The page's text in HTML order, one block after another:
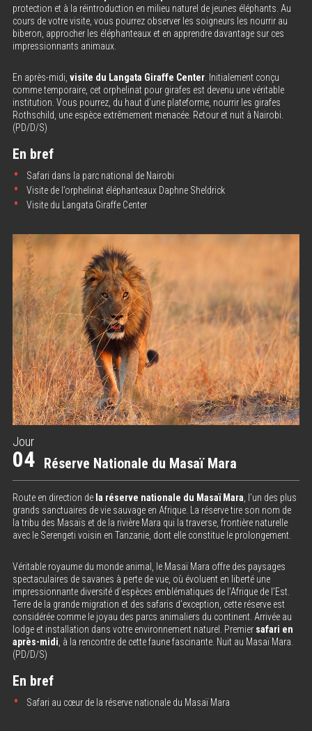
protection et à la réintroduction en milieu naturel de jeunes éléphants. Au
cours de votre visite, vous pourrez observer les soigneurs les nourrir au
biberon, approcher les éléphanteaux et en apprendre davantage sur ces
impressionnants animaux.
En après-midi, visite du Langata Giraffe Center . Initialement conçu
comme temporaire, cet orphelinat pour girafes est devenu une véritable
institution. Vous pourrez, du haut d’une plateforme, nourrir les girafes
Rothschild, une espèce extrêmement menacée. Retour et nuit à Nairobi.
(PD/D/S)
En bref
Safari dans la parc national de Nairobi
Visite de l’orphelinat éléphanteaux Daphne Sheldrick
Visite du Langata Giraffe Center
Jour
04 Réserve Nationale du Masaï Mara
Route en direction de la réserve nationale du Masaï Mara, l’un des plus
grands sanctuaires de vie sauvage en Afrique. La réserve tire son nom de
la tribu des Masaïs et de la rivière Mara qui la traverse, frontière naturelle
avec le Serengeti voisin en Tanzanie, dont elle constitue le prolongement.
Véritable royaume du monde animal, le Masaï Mara offre des paysages
spectaculaires de savanes à perte de vue, où évoluent en liberté une
impressionnante diversité d’espèces emblématiques de l’Afrique de l’Est.
Terre de la grande migration et des safaris d’exception, cette réserve est
considérée comme le joyau des parcs animaliers du continent. Arrivée au
lodge et installation dans votre environnement naturel. Premier safari en
après-midi, à la rencontre de cette faune fascinante. Nuit au Masaï Mara.
(PD/D/S)
En bref
Safari au cœur de la réserve nationale du Masaï Mara